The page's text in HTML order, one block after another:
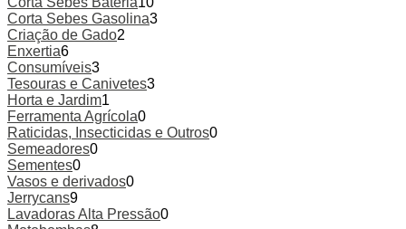
Corta Sebes Gasolina3
Criação de Gado2
Enxertia6
Consumíveis3
Tesouras e Canivetes3
Horta e Jardim1
Ferramenta Agrícola0
Raticidas, Insecticidas e Outros0
Semeadores0
Sementes0
Vasos e derivados0
Jerrycans9
Lavadoras Alta Pressão0